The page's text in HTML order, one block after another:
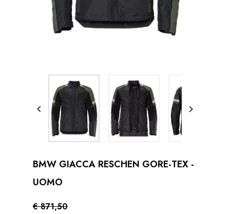
 
BMW GIACCA RESCHEN GORE-TEX -
UOMO
€ 871,50